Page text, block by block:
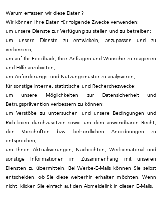
Warum erfassen wir diese Daten?
Wir können Ihre Daten für folgende Zwecke verwenden:
um unsere Dienste zur Verfügung zu stellen und zu betreiben;
um unsere Dienste zu entwickeln, anzupassen und zu
verbessern;
um auf Ihr Feedback, Ihre Anfragen und Wünsche zu reagieren
und Hilfe anzubieten;
um Anforderungs- und Nutzungsmuster zu analysieren;
für sonstige interne, statistische und Recherchezwecke;
um unsere Möglichkeiten zur Datensicherheit und
Betrugsprävention verbessern zu können;
um Verstöße zu untersuchen und unsere Bedingungen und
Richtlinien durchzusetzen sowie um dem anwendbaren Recht,
den Vorschriften bzw. behördlichen Anordnungen zu
entsprechen;
um Ihnen Aktualisierungen, Nachrichten, Werbematerial und
sonstige Informationen im Zusammenhang mit unseren
Diensten zu übermitteln. Bei Werbe-E-Mails können Sie selbst
entscheiden, ob Sie diese weiterhin erhalten möchten. Wenn
nicht, klicken Sie einfach auf den Abmeldelink in diesen E-Mails.